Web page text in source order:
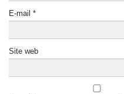
E-mail *
Site web